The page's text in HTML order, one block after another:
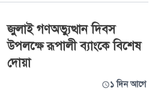
জুলাই গণঅভ্যুত্থান দিবস
উপলক্ষে রূপালী ব্যাংকে বিশেষ
দোয়া
১ দিন আগে